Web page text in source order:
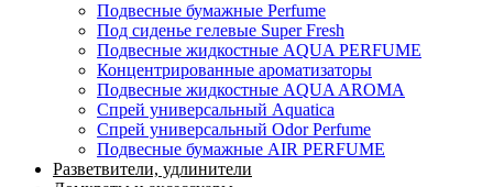
Подвесные бумажные Perfume
Под сиденье гелевые Super Fresh
Подвесные жидкостные AQUA PERFUME
Концентрированные ароматизаторы
Подвесные жидкостные AQUA AROMA
Спрей универсальный Aquatica
Спрей универсальный Odor Perfume
Подвесные бумажные AIR PERFUME
Разветвители, удлинители